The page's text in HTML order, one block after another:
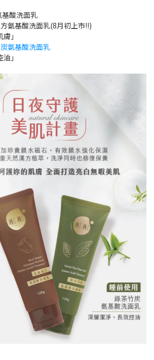
酸洗面乳
氨基酸洗面乳(8月初上市!!)
」
氨基酸洗面乳
」